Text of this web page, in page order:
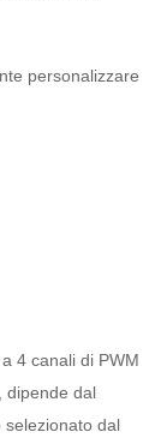
personalizzare
4 canali di PWM
dipende dal
selezionato dal